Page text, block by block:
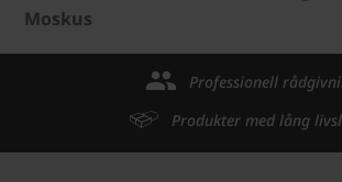
Moskus
Professionell
Produkter med lång